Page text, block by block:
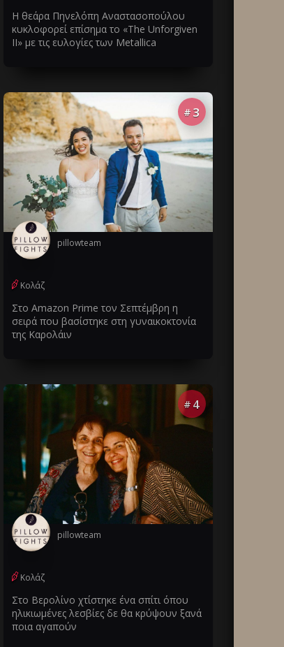
Η θεάρα Πηνελόπη Αναστασοπούλου
κυκλοφορεί επίσημα το «The Unforgiven
II» με τις ευλογίες των Metallica
# 3
pillowteam
Κολάζ
Στο Amazon Prime τον Σεπτέμβρη η
σειρά που βασίστηκε στη γυναικοκτονία
της Καρολάιν
# 4
pillowteam
Κολάζ
Στο Βερολίνο χτίστηκε ένα σπίτι όπου
ηλικιωμένες λεσβίες δε θα κρύψουν ξανά
ποια αγαπούν